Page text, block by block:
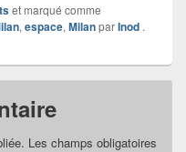
et marqué comme
, espace, MilanparInod .
Les champs obligatoires